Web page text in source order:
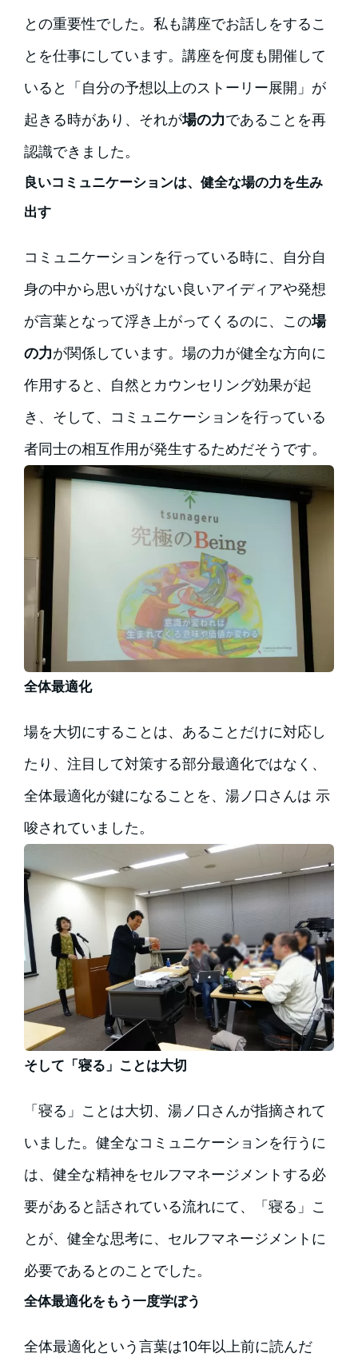
との重要性でした。私も講座でお話しをするこ
とを仕事にしています。講座を何度も開催して
いると「自分の予想以上のストーリー展開」が
起きる時があり、それが場の力であることを再
認識できました。
良いコミュニケーションは、健全な場の力を生み
出す
コミュニケーションを行っている時に、自分自
身の中から思いがけない良いアイディアや発想
が言葉となって浮き上がってくるのに、この場
の力が関係しています。場の力が健全な方向に
作用すると、自然とカウンセリング効果が起
き、そして、コミュニケーションを行っている
者同士の相互作用が発生するためだそうです。
全体最適化
場を大切にすることは、あることだけに対応し
たり、注目して対策する部分最適化ではなく、
全体最適化が鍵になることを、湯ノ口さんは 示
唆されていました。
そして「寝る」ことは大切
「寝る」ことは大切、湯ノ口さんが指摘されて
いました。健全なコミュニケーションを行うに
は、健全な精神をセルフマネージメントする必
要があると話されている流れにて、「寝る」こ
とが、健全な思考に、セルフマネージメントに
必要であるとのことでした。
全体最適化をもう一度学ぼう
全体最適化という言葉は10年以上前に読んだ